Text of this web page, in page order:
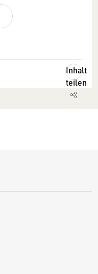
Inhalt
teilen